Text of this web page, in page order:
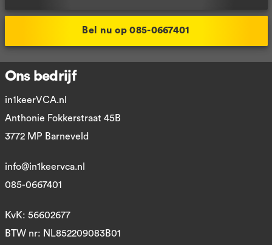
Bel nu op 085-0667401
Ons bedrijf
in1keerVCA.nl
Anthonie Fokkerstraat 45B
3772 MP Barneveld
info@in1keervca.nl
085-0667401
KvK: 56602677
BTW nr: NL852209083B01